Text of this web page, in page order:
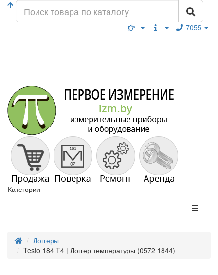
7055
Категории
Логгеры
Testo 184 T4 | Логгер температуры (0572 1844)